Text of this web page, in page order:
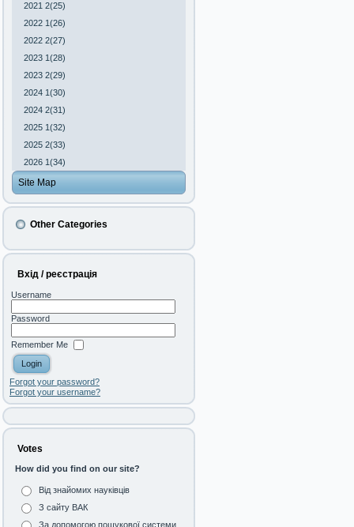
2021 2(25)
2022 1(26)
2022 2(27)
2023 1(28)
2023 2(29)
2024 1(30)
2024 2(31)
2025 1(32)
2025 2(33)
2026 1(34)
Site Map
Other Categories
Вхід / реєстрація
Username
Password
Remember Me
Forgot your password?
Forgot your username?
Votes
How did you find on our site?
Від знайомих науківців
З сайту ВАК
За допомогою пошукової системи